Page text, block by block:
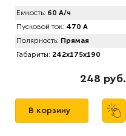
Емкость: 60 А/ч
Пусковой ток: 470 А
Полярность: Прямая
Габариты: 242x175x190
248 руб.
В корзину